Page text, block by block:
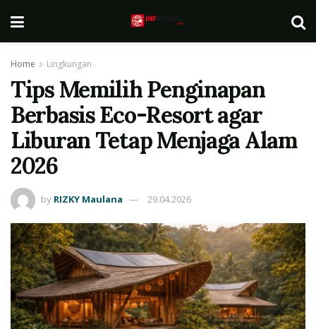
Home Lingkungan
Tips Memilih Penginapan
Berbasis Eco-Resort agar
Liburan Tetap Menjaga Alam
2026
by RIZKY Maulana 29.04.2026